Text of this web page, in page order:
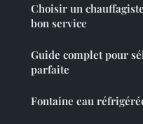
Choisir un
bon service
Guide complet pour
parfaite
Fontaine eau